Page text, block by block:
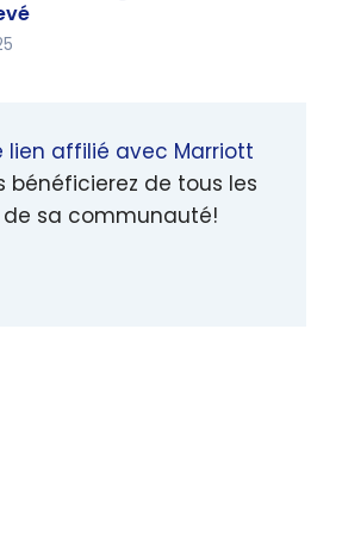
lien affilié avec Marriott
bénéficierez de tous les
sa communauté!